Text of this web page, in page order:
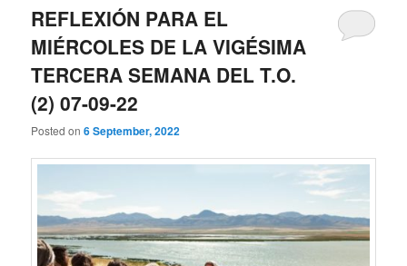
REFLEXIÓN PARA EL
MIÉRCOLES DE LA VIGÉSIMA
TERCERA SEMANA DEL T.O.
(2) 07-09-22
Posted on6 September, 2022